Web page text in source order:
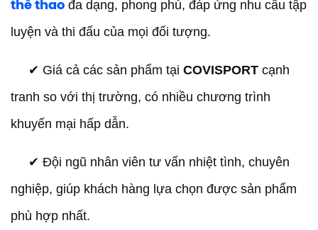
thể thao đa dạng, phong phú, đáp ứng nhu cầu tập
luyện và thi đấu của mọi đối tượng.
✔︎ Giá cả các sản phẩm tại COVISPORT cạnh
tranh so với thị trường, có nhiều chương trình
khuyến mại hấp dẫn.
✔︎ Đội ngũ nhân viên tư vấn nhiệt tình, chuyên
nghiệp, giúp khách hàng lựa chọn được sản phẩm
phù hợp nhất.